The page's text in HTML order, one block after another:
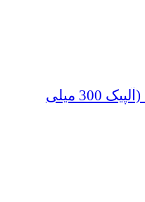
کپسول آلفا لیپوئیک اسید (آلپیک 300 میلی